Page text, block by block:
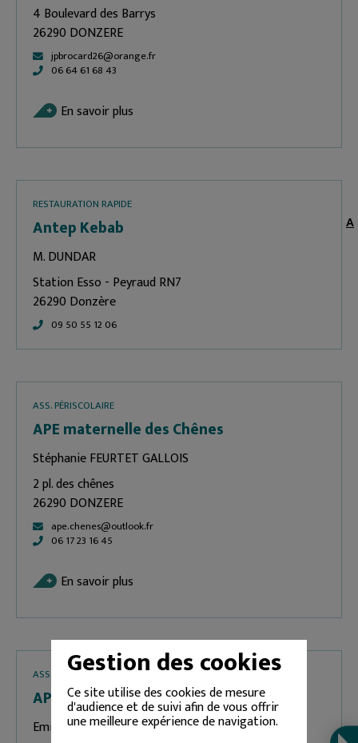
A
4 Boulevard des Barrys
26290 DONZERE
jpbrocard26@orange.fr
06 64 61 68 43
En savoir plus
RESTAURATION RAPIDE
Antep Kebab
M. DUNDAR
Station Esso - Peyraud RN7
26290 Donzère
09 50 55 12 06
ASS. PÉRISCOLAIRE
APE maternelle des Chênes
Stéphanie FEURTET GALLOIS
2 pl. des chênes
26290 DONZERE
ape.chenes@outlook.fr
06 17 23 16 45
En savoir plus
ASS. PÉRISCOLAIRE
APEL Ecole Sainte-Marie
Emilie SERRES
Gestion des cookies
Ce site utilise des cookies de mesure
d'audience et de suivi afin de vous offrir
une meilleure expérience de navigation.